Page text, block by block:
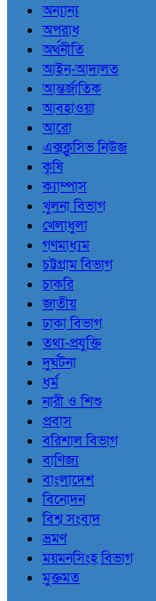
অন্যান্য
অপরাধ
অর্থনীতি
আইন-আদালত
আন্তর্জাতিক
আবহাওয়া
আরো
এক্সক্লুসিভ নিউজ
কৃষি
ক্যাম্পাস
খুলনা বিভাগ
খেলাধুলা
গণমাধ্যম
চট্টগ্রাম বিভাগ
চাকরি
জাতীয়
ঢাকা বিভাগ
তথ্য-প্রযুক্তি
দুর্ঘটনা
ধর্ম
নারী ও শিশু
প্রবাস
বরিশাল বিভাগ
বাণিজ্য
বাংলাদেশ
বিনোদন
বিশ্ব সংবাদ
ভ্রমণ
ময়মনসিংহ বিভাগ
মুক্তমত